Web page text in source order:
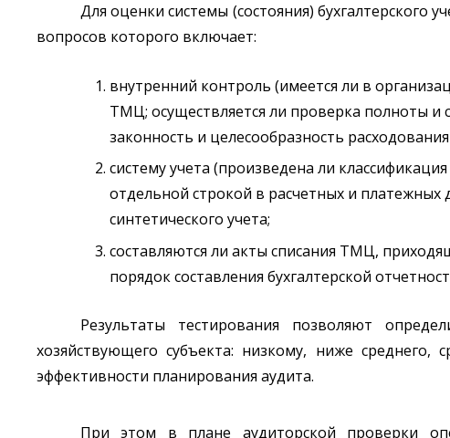
Для оценки системы (состояния) бухгалтерского
вопросов которого включает:
внутренний контроль (имеется ли в
ТМЦ; осуществляется ли проверка полноты и
законность и целесообразность
систему учета (произведена ли
отдельной строкой в расчетных и платежных
синтетического учета;
составляются ли акты списания ТМЦ,
порядок составления бухгалтерской
Результаты тестирования позволяют
хозяйствующего субъекта: низкому, ниже
эффективности планирования аудита.
При этом в плане аудиторской проверки